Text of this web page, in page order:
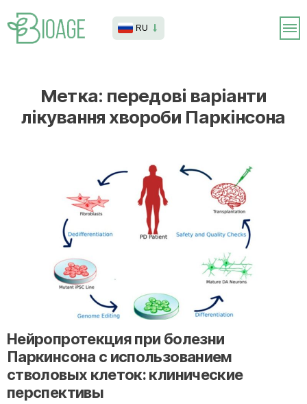
RU
Метка: передові варіанти
лікування хвороби Паркінсона
" alt="loading" class="img-responsive"/>
Нейропротекция при болезни
Паркинсона с использованием
стволовых клеток: клинические
перспективы